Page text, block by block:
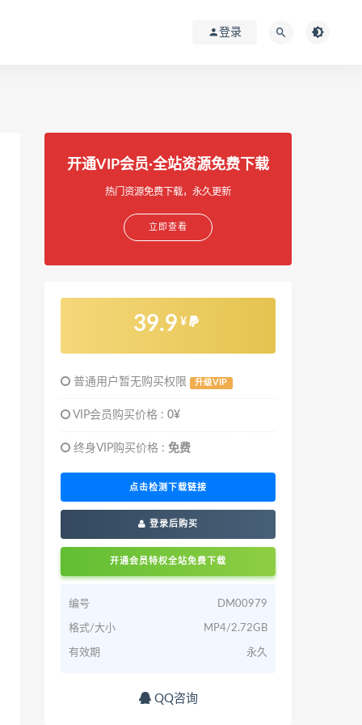
登录
开通VIP会员·全站资源免费下载
热门资源免费下载，永久更新
立即查看
39.9 ¥
普通用户暂无购买权限 升级VIP
VIP会员购买价格 : 0¥
终身VIP购买价格 : 免费
点击检测下载链接
登录后购买
开通会员特权全站免费下载
编号 DM00979
格式/大小 MP4/2.72GB
有效期 永久
QQ咨询